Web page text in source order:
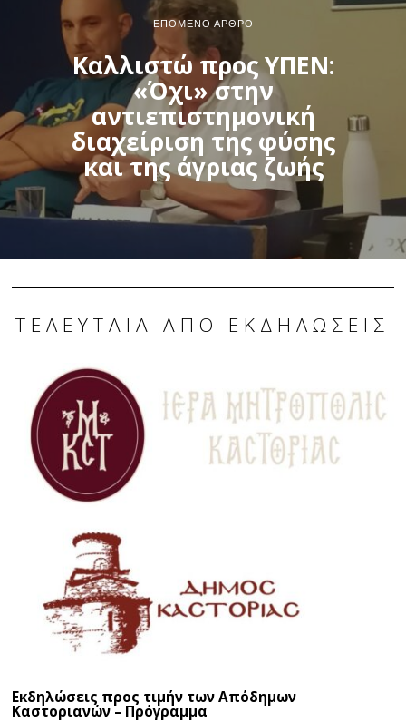
ΕΠΌΜΕΝΟ ΆΡΘΡΟ
Καλλιστώ προς ΥΠΕΝ:
«Όχι» στην
αντιεπιστημονική
διαχείριση της φύσης
και της άγριας ζωής
ΤΕΛΕΥΤΑΊΑ ΑΠΌ ΕΚΔΗΛΏΣΕΙΣ
Εκδηλώσεις προς τιμήν των Απόδημων
Καστοριανών – Πρόγραμμα